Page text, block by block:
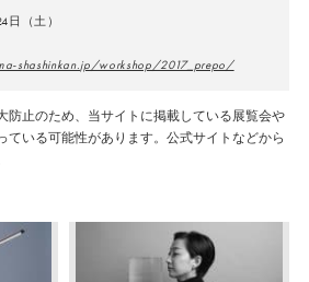
日（土）
shashinkan.jp/workshop/2017_prepo/
防止のため、当サイトに掲載している展覧会や
ている可能性があります。公式サイトなどから